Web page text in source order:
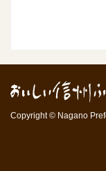
Copyright © Nagano